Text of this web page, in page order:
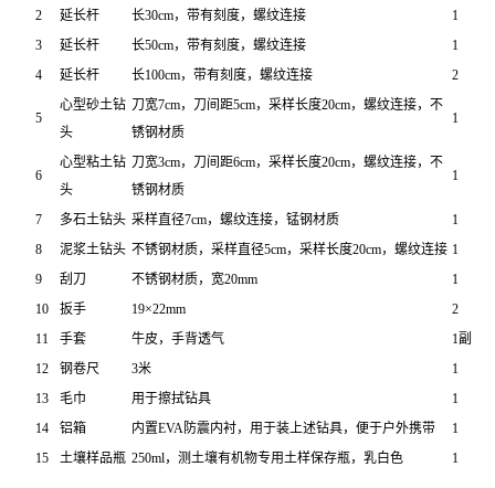
2
延长杆 长30cm，带有刻度，螺纹连接
1
3
延长杆 长50cm，带有刻度，螺纹连接
1
4
延长杆 长100cm，带有刻度，螺纹连接 2
5
心型砂土钻
头
刀宽7cm，刀间距5cm，采样长度20cm，螺纹连接，不
锈钢材质
1
6
心型粘土钻
头
刀宽3cm，刀间距6cm，采样长度20cm，螺纹连接，不
锈钢材质
1
7 多石土钻头 采样直径7cm，螺纹连接，锰钢材质
1
8
泥浆土钻头 不锈钢材质，采样直径5cm，采样长度20cm，螺纹连接 1
9
刮刀 不锈钢材质，宽20mm
1
10
扳手 19×22mm
2
11
手套 牛皮，手背透气
1副
12
钢卷尺 3米
1
13
毛巾 用于擦拭钻具
1
14
铝箱 内置EVA防震内衬，用于装上述钻具，便于户外携带
1
15
土壤样品瓶 250ml，测土壤有机物专用土样保存瓶，乳白色 1